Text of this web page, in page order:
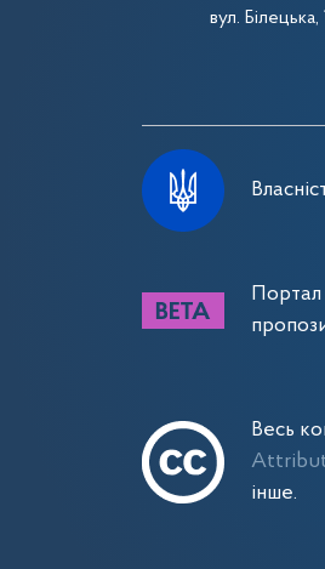
вул. Білецька, 1
Весь
інше.